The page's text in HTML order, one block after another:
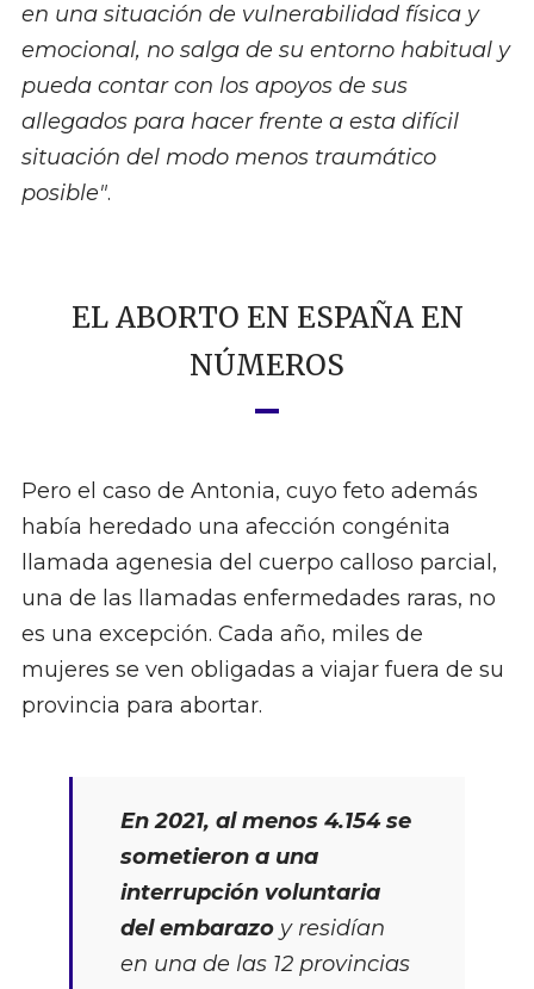
en una situación de vulnerabilidad física y
emocional, no salga de su entorno habitual y
pueda contar con los apoyos de sus
allegados para hacer frente a esta difícil
situación del modo menos traumático
posible".
EL ABORTO EN ESPAÑA EN
NÚMEROS
Pero el caso de Antonia, cuyo feto además
había heredado una afección congénita
llamada agenesia del cuerpo calloso parcial,
una de las llamadas enfermedades raras, no
es una excepción. Cada año, miles de
mujeres se ven obligadas a viajar fuera de su
provincia para abortar.
En 2021, al menos 4.154 se
sometieron a una
interrupción voluntaria
del embarazoy residían
en una de las 12 provincias